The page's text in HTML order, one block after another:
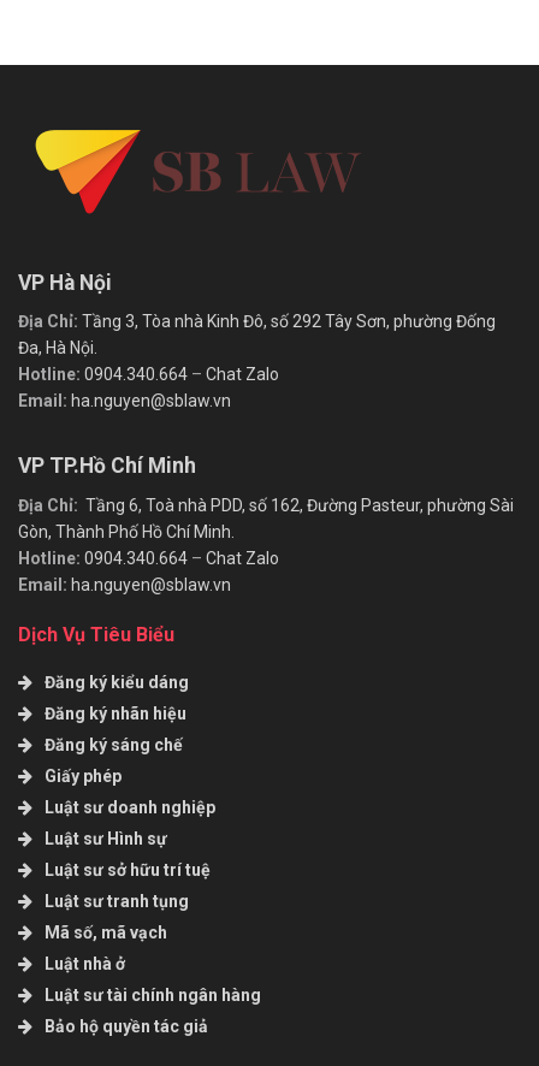
VP Hà Nội
Địa Chỉ: Tầng 3, Tòa nhà Kinh Đô, số 292 Tây Sơn, phường Đống
Đa, Hà Nội.
Hotline: 0904.340.664 – Chat Zalo
Email: ha.nguyen@sblaw.vn
VP TP.Hồ Chí Minh
Địa Chỉ: Tầng 6, Toà nhà PDD, số 162, Đường Pasteur, phường Sài
Gòn, Thành Phố Hồ Chí Minh.
Hotline: 0904.340.664 – Chat Zalo
Email: ha.nguyen@sblaw.vn
Dịch Vụ Tiêu Biểu
Đăng ký kiểu dáng
Đăng ký nhãn hiệu
Đăng ký sáng chế
Giấy phép
Luật sư doanh nghiệp
Luật sư Hình sự
Luật sư sở hữu trí tuệ
Luật sư tranh tụng
Mã số, mã vạch
Luật nhà ở
Luật sư tài chính ngân hàng
Bảo hộ quyền tác giả